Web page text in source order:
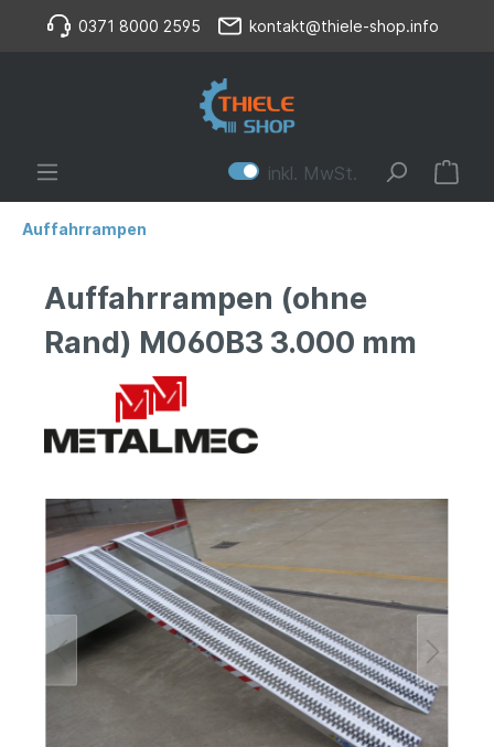
0371 8000 2595 kontakt@thiele-shop.info
inkl. MwSt.
Auffahrrampen
Auffahrrampen (ohne
Rand) M060B3 3.000 mm